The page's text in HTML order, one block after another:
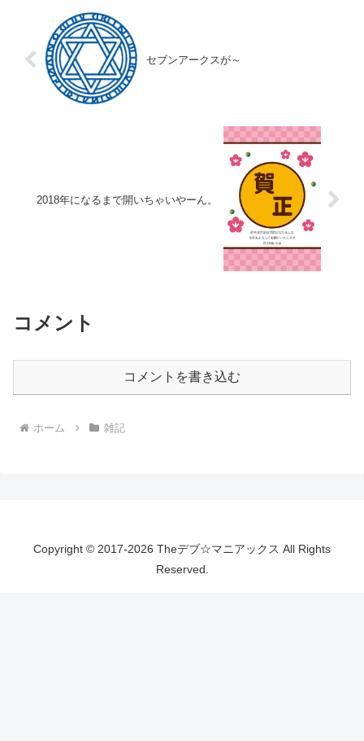
セブンアークスが～
2018年になるまで開いちゃいやーん。
コメント
コメントを書き込む
ホーム 雑記
Copyright © 2017-2026 Theデブ☆マニアックス All Rights
Reserved.